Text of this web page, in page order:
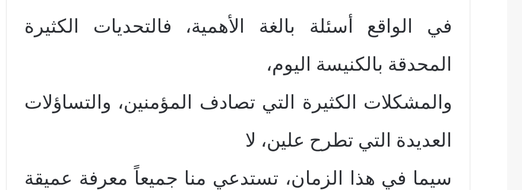
في الواقع أسئلة بالغة الأهمية، فالتحديات الكثيرة
المحدقة بالكنيسة اليوم،
والمشكلات الكثيرة التي تصادف المؤمنين، والتساؤلات
العديدة التي تطرح علين، لا
سيما في هذا الزمان، تستدعي منا جميعاً معرفة عميقة